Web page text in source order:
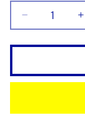
Reducir
cantidad
para
2.5DTi/